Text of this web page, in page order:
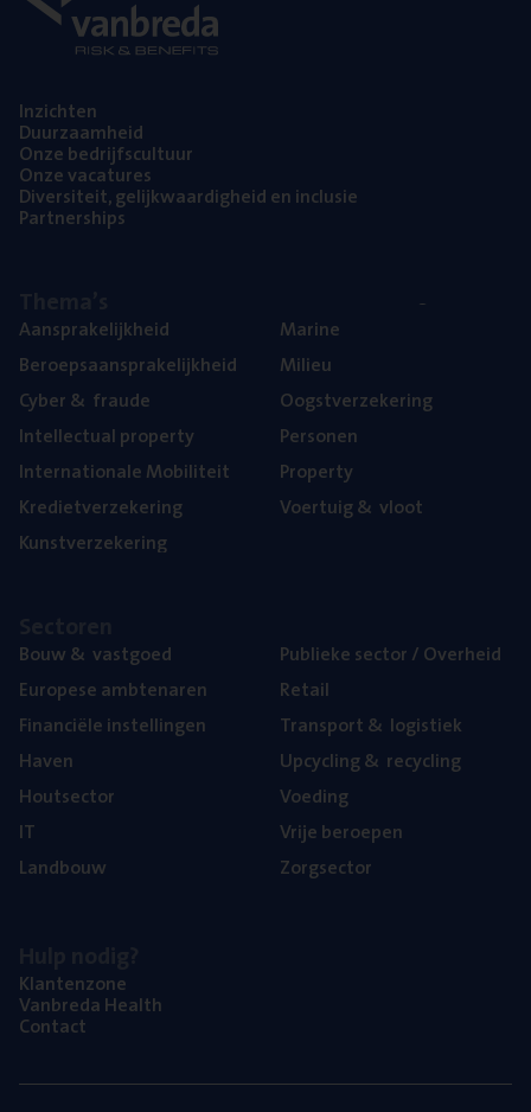
Inzich­ten
Duur­zaam­heid
Onze bedrijfs­cul­tuur
Onze vaca­tu­res
Diver­si­teit, gelijk­waar­dig­heid en inclusie
Part­ner­ships
Aan­spra­ke­lijk­heid
Beroeps­aan­spra­ke­lijk­heid
Cyber& fraude
Intel­lec­tu­al property
Inter­na­ti­o­na­le Mobiliteit
Kre­diet­ver­ze­ke­ring
Kunst­ver­ze­ke­ring
Mari­ne
Mili­eu
Oogst­ver­ze­ke­ring
Per­so­nen
Pro­per­ty
Voer­tuig& vloot
Bouw& vastgoed
Euro­pe­se ambtenaren
Finan­ci­ë­le instellingen
Haven
Hout­sec­tor
IT
Land­bouw
Publie­ke sec­tor / Overheid
Retail
Trans­port& logistiek
Upcy­cling& recycling
Voe­ding
Vrije beroe­pen
Zorg­sec­tor
Klan­ten­zo­ne
Van­b­re­da Health
Con­tact